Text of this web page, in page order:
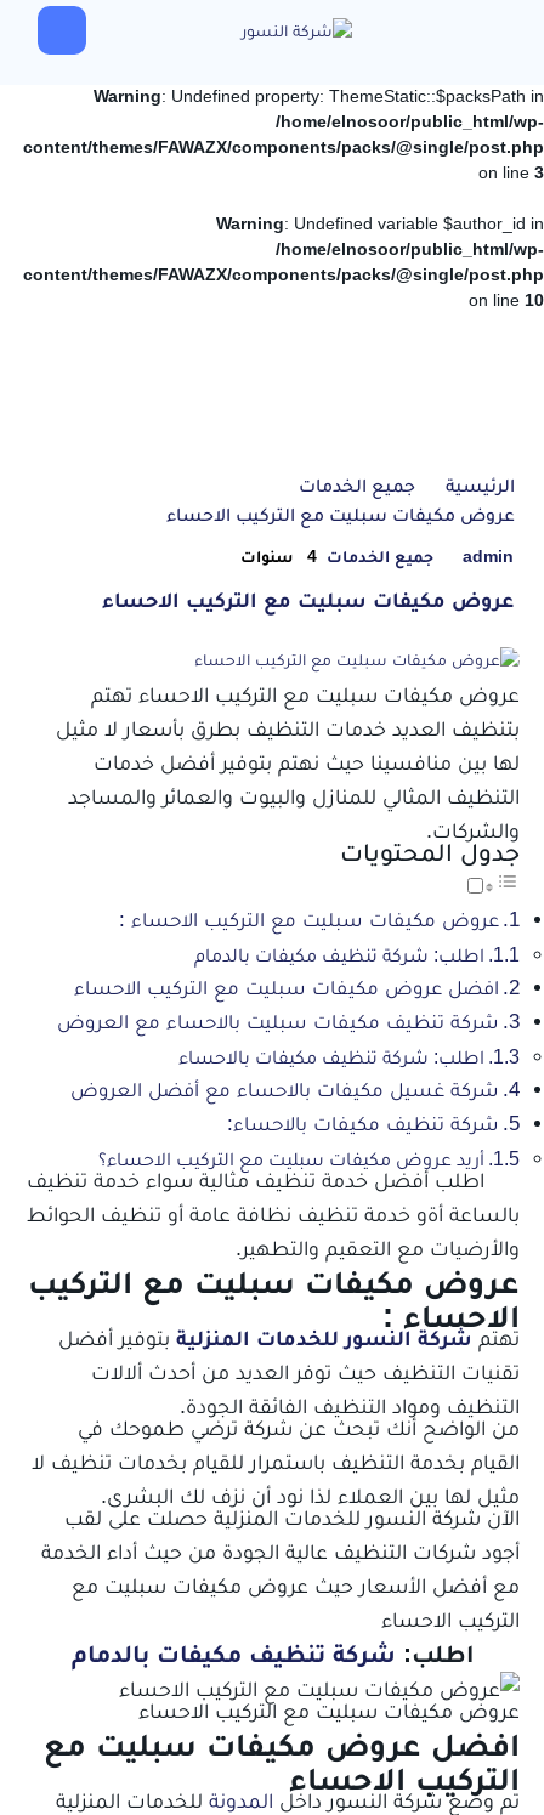
Warning: Undefined property: ThemeStatic::$packsPath in
/home/elnosoor/public_html/wp-
content/themes/FAWAZX/components/packs/@single/post.php
on line 3
Warning: Undefined variable $author_id in
/home/elnosoor/public_html/wp-
content/themes/FAWAZX/components/packs/@single/post.php
on line 10
الرئيسية
جميع الخدمات
عروض مكيفات سبليت مع التركيب الاحساء
admin جميع الخدمات 4 سنوات
عروض مكيفات سبليت مع التركيب الاحساء
عروض مكيفات سبليت مع التركيب الاحساء تهتم
بتنظيف العديد خدمات التنظيف بطرق بأسعار لا مثيل
لها بين منافسينا حيث نهتم بتوفير أفضل خدمات
التنظيف المثالي للمنازل والبيوت والعمائر والمساجد
والشركات.
جدول المحتويات
عروض مكيفات سبليت مع التركيب الاحساء :
اطلب: شركة تنظيف مكيفات بالدمام
افضل عروض مكيفات سبليت مع التركيب الاحساء
شركة تنظيف مكيفات سبليت بالاحساء مع العروض
اطلب: شركة تنظيف مكيفات بالاحساء
شركة غسيل مكيفات بالاحساء مع أفضل العروض
شركة تنظيف مكيفات بالاحساء:
أريد عروض مكيفات سبليت مع التركيب الاحساء؟
اطلب أفضل خدمة تنظيف مثالية سواء خدمة تنظيف
بالساعة أةو خدمة تنظيف نظافة عامة أو تنظيف الحوائط
والأرضيات مع التعقيم والتطهير.
عروض مكيفات سبليت مع التركيب
الاحساء :
تهتم شركة النسور للخدمات المنزلية بتوفير أفضل
تقنيات التنظيف حيث توفر العديد من أحدث ألالات
التنظيف ومواد التنظيف الفائقة الجودة.
من الواضح أنك تبحث عن شركة ترضي طموحك في
القيام بخدمة التنظيف باستمرار للقيام بخدمات تنظيف لا
مثيل لها بين العملاء لذا نود أن نزف لك البشرى.
الآن شركة النسور للخدمات المنزلية حصلت على لقب
أجود شركات التنظيف عالية الجودة من حيث أداء الخدمة
مع أفضل الأسعار حيث عروض مكيفات سبليت مع
التركيب الاحساء
اطلب: شركة تنظيف مكيفات بالدمام
عروض مكيفات سبليت مع التركيب الاحساء
افضل عروض مكيفات سبليت مع
التركيب الاحساء
تم وضع شركة النسور داخل المدونة للخدمات المنزلية